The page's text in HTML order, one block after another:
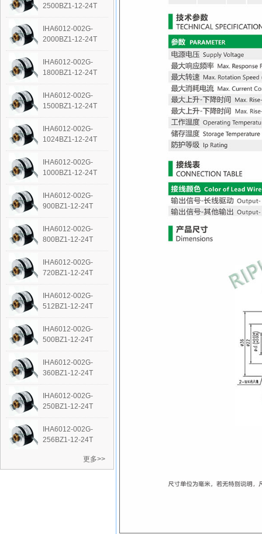
2500BZ1-12-24T
IHA6012-002G-
2000BZ1-12-24T
IHA6012-002G-
1800BZ1-12-24T
IHA6012-002G-
1500BZ1-12-24T
IHA6012-002G-
1024BZ1-12-24T
IHA6012-002G-
1000BZ1-12-24T
IHA6012-002G-
900BZ1-12-24T
IHA6012-002G-
800BZ1-12-24T
IHA6012-002G-
720BZ1-12-24T
IHA6012-002G-
512BZ1-12-24T
IHA6012-002G-
500BZ1-12-24T
IHA6012-002G-
360BZ1-12-24T
IHA6012-002G-
250BZ1-12-24T
IHA6012-002G-
256BZ1-12-24T
更多>>